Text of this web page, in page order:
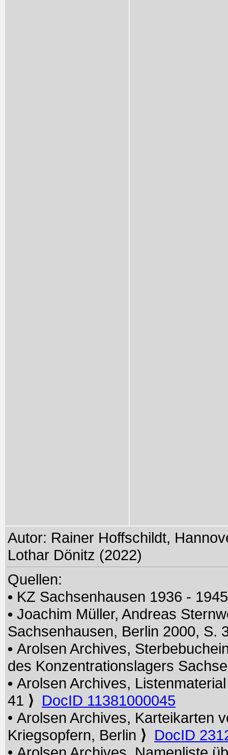
Autor: Rainer Hoffschildt,
Lothar Dönitz (2022)
Quellen:
• KZ Sachsenhausen 1936 -
• Joachim Müller, Andreas
Sachsenhausen, Berlin 2000, S.
• Arolsen Archives,
des Konzentrationslagers
• Arolsen Archives,
41 ⟩ DocID 11381000045
• Arolsen Archives, Karteikarten
Kriegsopfern, Berlin ⟩ DocID